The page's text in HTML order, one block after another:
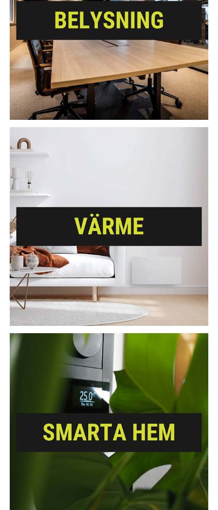
Det innebär att du kan skapa personliga scenarier som
reglerar belysning, ventilation och uppvärmning med ett enda
knapptryck eller helt automatiskt. Namron gör det enkelt att
skapa ett intelligent och energieffektivt hem.
Förbindelsen mellan Design och Teknik
Namrons förmåga att kombinera skandinavisk design med
global tillverkningskompetens utgör grunden för dess
framgång. Med ett djupt förankrat värde i det norska
designarvet, tar Namrons produkter inspiration från
designprocessen, vilket resulterar i produkter som inte bara
är tekniskt avancerade utan också estetiskt tilltalande.
Namrons globala tillverkningsstrategi garanterar att dessa
designideal förblir tillgängliga och prisvärda för konsumenter
över hela världen.
Funktionella Lösningar för Hem och Projekt
Oavsett om du installerar belysning i en nybyggd villa,
uppgraderar ett fritidshus eller moderniserar ett större
projekt, erbjuder Namron el- och belysningslösningar som är
enkla att installera och integrera i både ny och befintlig
infrastruktur. Deras produkter möter behov inom allt från
energieffektiv allmänbelysning till avancerad klimatkontroll i
kombination med smart teknik – vilket gör dem till en naturlig
partner för både installatörer, byggare och medvetna
konsumenter.
Varför Välja Namron?
Att välja Namron är mer än ett enkelt köp; det är ett beslut
att engagera sig i en hållbar livsstil och främja en mer
ansvarsfull användning av teknologi i hemmet. Detta norska
märke står fast vid sina principer om att leverera
högprestandaprodukter som förenar praktisk användning
med en minskad miljöpåverkan. Genom att prioritera
innovationer som bidrar till energibesparing och långvarig
hållbarhet, erbjuder Namron lösningar som inte bara
uppfyller nutidens behov utan också tar hänsyn till
morgondagens utmaningar. Deras engagemang för att
använda miljövänliga material och främja återvinning
understryker en djupgående respekt för naturresurser och
strävan efter att minska koldioxidavtrycket. Namrons